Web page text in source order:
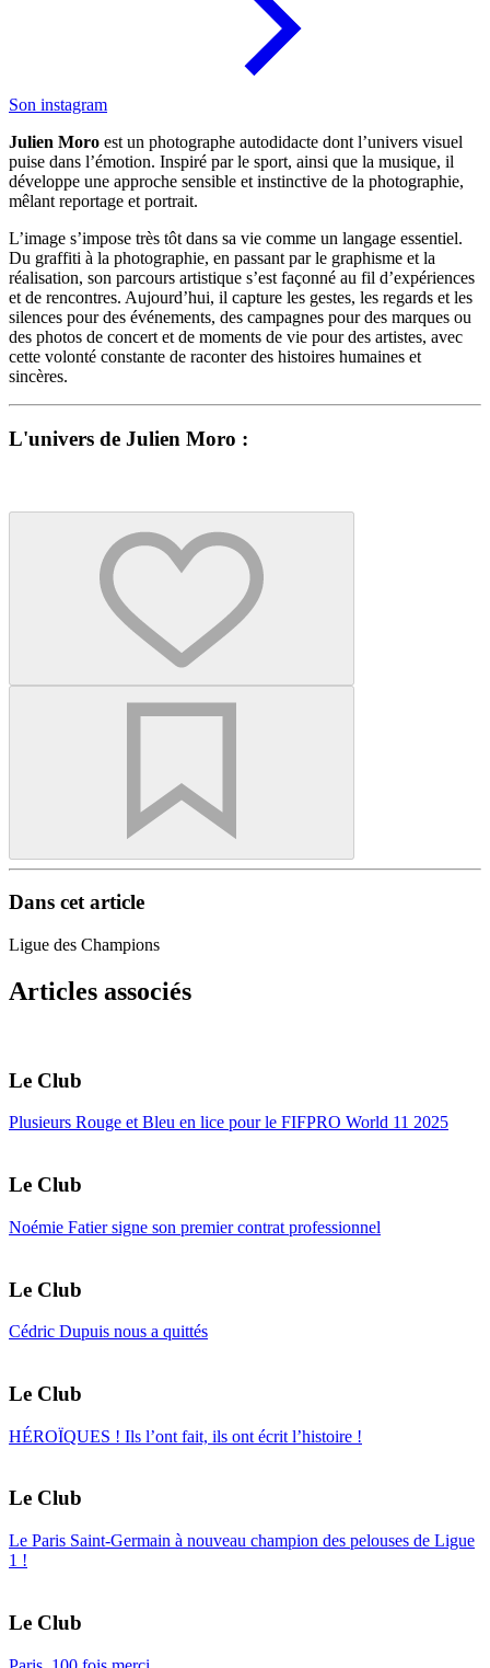
Son instagram
Julien Moro est un photographe autodidacte dont l’univers visuel
puise dans l’émotion. Inspiré par le sport, ainsi que la musique, il
développe une approche sensible et instinctive de la photographie,
mêlant reportage et portrait.
L’image s’impose très tôt dans sa vie comme un langage essentiel.
Du graffiti à la photographie, en passant par le graphisme et la
réalisation, son parcours artistique s’est façonné au fil d’expériences
et de rencontres. Aujourd’hui, il capture les gestes, les regards et les
silences pour des événements, des campagnes pour des marques ou
des photos de concert et de moments de vie pour des artistes, avec
cette volonté constante de raconter des histoires humaines et
sincères.
L'univers de Julien Moro :
Dans cet article
Ligue des Champions
Articles associés
Le Club
Plusieurs Rouge et Bleu en lice pour le FIFPRO World 11 2025
Le Club
Noémie Fatier signe son premier contrat professionnel
Le Club
Cédric Dupuis nous a quittés
Le Club
HÉROÏQUES ! Ils l’ont fait, ils ont écrit l’histoire !
Le Club
Le Paris Saint-Germain à nouveau champion des pelouses de Ligue
1 !
Le Club